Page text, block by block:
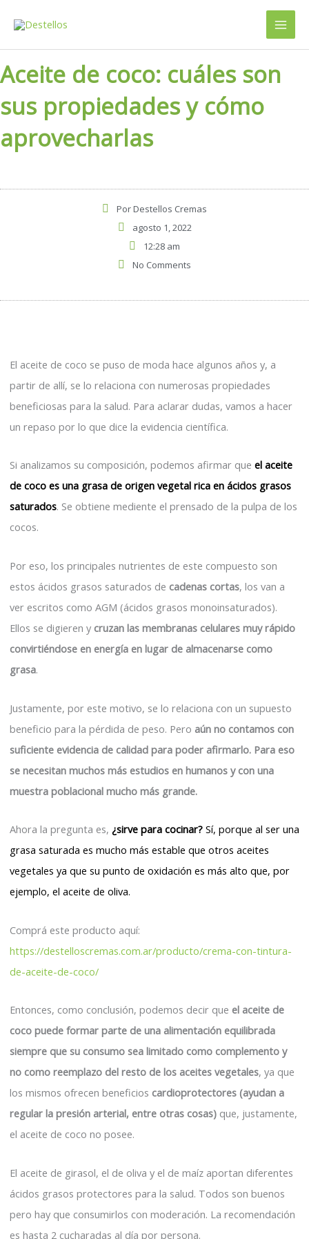
Aceite de coco: cuáles son
sus propiedades y cómo
aprovecharlas
PorDestellos Cremas
agosto 1, 2022
12:28 am
No Comments
El aceite de coco se puso de moda hace algunos años y, a
partir de allí, se lo relaciona con numerosas propiedades
beneficiosas para la salud. Para aclarar dudas, vamos a hacer
un repaso por lo que dice la evidencia científica.
Si analizamos su composición, podemos afirmar que el aceite
de coco es una grasa de origen vegetal rica en ácidos grasos
saturados. Se obtiene mediente el prensado de la pulpa de los
cocos.
Por eso, los principales nutrientes de este compuesto son
estos ácidos grasos saturados de cadenas cortas, los van a
ver escritos como AGM (ácidos grasos monoinsaturados).
Ellos se digieren y cruzan las membranas celulares muy rápido
convirtiéndose en energía en lugar de almacenarse como
grasa.
Justamente, por este motivo, se lo relaciona con un supuesto
beneficio para la pérdida de peso. Pero aún no contamos con
suficiente evidencia de calidad para poder afirmarlo. Para eso
se necesitan muchos más estudios en humanos y con una
muestra poblacional mucho más grande.
Ahora la pregunta es, ¿sirve para cocinar? Sí, porque al ser una
grasa saturada es mucho más estable que otros aceites
vegetales ya que su punto de oxidación es más alto que, por
ejemplo, el aceite de oliva.
Comprá este producto aquí:
https://destelloscremas.com.ar/producto/crema-con-tintura-
de-aceite-de-coco/
Entonces, como conclusión, podemos decir que el aceite de
coco puede formar parte de una alimentación equilibrada
siempre que su consumo sea limitado como complemento y
no como reemplazo del resto de los aceites vegetales, ya que
los mismos ofrecen beneficios cardioprotectores (ayudan a
regular la presión arterial, entre otras cosas) que, justamente,
el aceite de coco no posee.
El aceite de girasol, el de oliva y el de maíz aportan diferentes
ácidos grasos protectores para la salud. Todos son buenos
pero hay que consumirlos con moderación. La recomendación
es hasta 2 cucharadas al día por persona.